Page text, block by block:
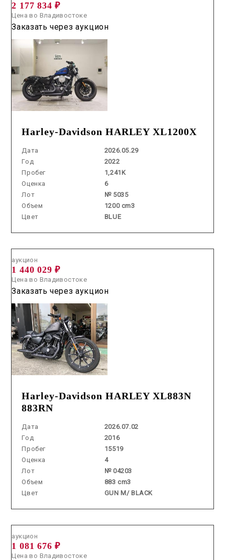
Harley-Davidson HARLEY XL1200X
Дата
2026.05.29
Год
2022
Пробег
1,241K
Оценка
6
Лот
№ 5035
Объем
1200 cm3
Цвет
BLUE
2 177 834 ₽
Цена во Владивостоке
Заказать через аукцион
Harley-Davidson HARLEY XL883N
883RN
Дата
2026.07.02
Год
2016
Пробег
15519
Оценка
4
Лот
№ 04203
Объем
883 cm3
Цвет
GUN M/ BLACK
аукцион
1 440 029 ₽
Цена во Владивостоке
Заказать через аукцион
аукцион
1 081 676 ₽
Цена во Владивостоке